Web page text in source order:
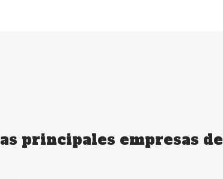
principales empresas